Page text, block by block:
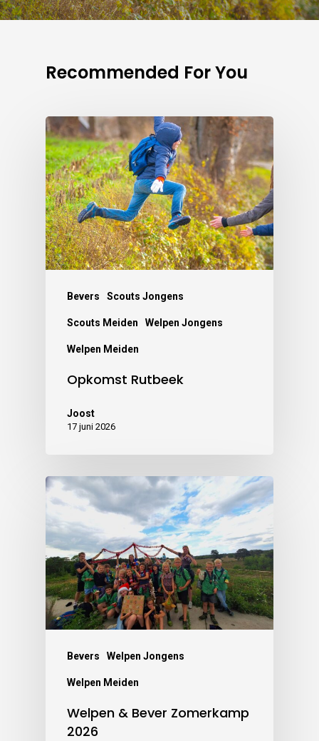
Recommended For You
Bevers Scouts Jongens
Scouts Meiden Welpen Jongens
Welpen Meiden
Opkomst Rutbeek
Joost
17 juni 2026
Bevers Welpen Jongens
Welpen Meiden
Welpen & Bever Zomerkamp
2026